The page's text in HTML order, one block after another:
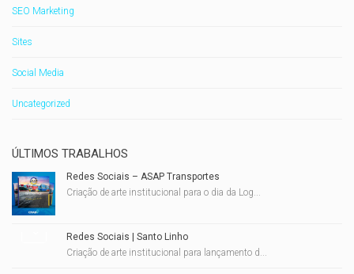
SEO Marketing
Sites
Social Media
Uncategorized
ÚLTIMOS TRABALHOS
Redes Sociais – ASAP Transportes
Criação de arte institucional para o dia da Log...
Redes Sociais | Santo Linho
Criação de arte institucional para lançamento d...